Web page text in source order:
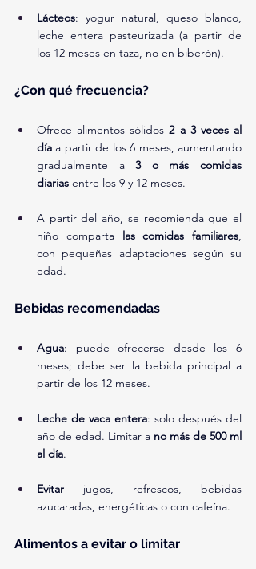
Lácteos: yogur natural, queso blanco,
leche entera pasteurizada (a partir de
los 12 meses en taza, no en biberón).
¿Con qué frecuencia?
Ofrece alimentos sólidos 2 a 3 veces al
día a partir de los 6 meses, aumentando
gradualmente a 3 o más comidas
diarias entre los 9 y 12 meses.
A partir del año, se recomienda que el
niño comparta las comidas familiares,
con pequeñas adaptaciones según su
edad.
Bebidas recomendadas
Agua: puede ofrecerse desde los 6
meses; debe ser la bebida principal a
partir de los 12 meses.
Leche de vaca entera: solo después del
año de edad. Limitar a no más de 500 ml
al día.
Evitar jugos, refrescos, bebidas
azucaradas, energéticas o con cafeína.
Alimentos a evitar o limitar